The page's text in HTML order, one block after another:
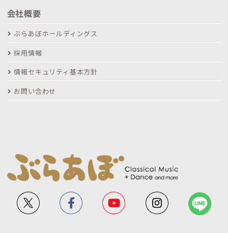
会社概要
ぶらあぼホールディングス
採用情報
情報セキュリティ基本方針
お問い合わせ